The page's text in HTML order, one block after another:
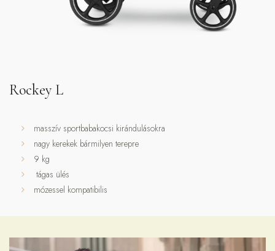
Rockey L
masszív sportbabakocsi kirándulásokra
nagy kerekek bármilyen terepre
9 kg
tágas ülés
mózessel kompatibilis